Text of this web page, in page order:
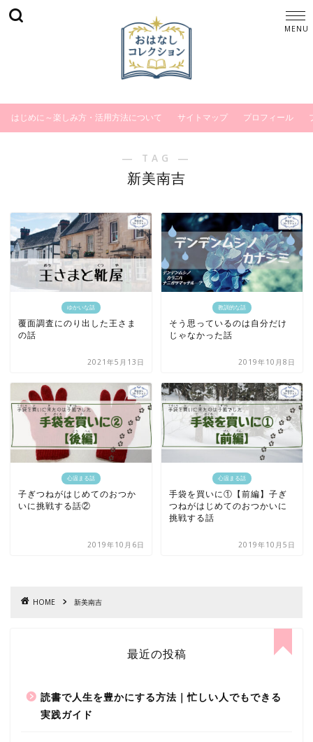
はじめに～楽しみ方・活用方法について サイトマップ プロフィール
― TAG ―
新美南吉
ゆかいな話
覆面調査にのり出した王さま
の話
2021年5月13日
教訓的な話
そう思っているのは自分だけ
じゃなかった話
2019年10月8日
心温まる話
子ぎつねがはじめてのおつか
いに挑戦する話②
2019年10月6日
心温まる話
手袋を買いに①【前編】子ぎ
つねがはじめてのおつかいに
挑戦する話
2019年10月5日
HOME 新美南吉
最近の投稿
読書で人生を豊かにする方法｜忙しい人でもできる
実践ガイド